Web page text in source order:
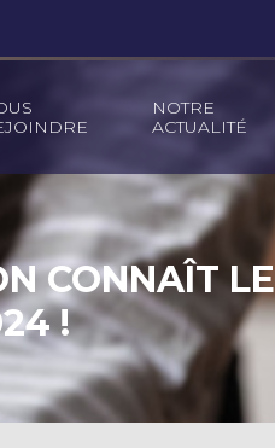
NOTRE
ACTUALITÉ
CONNAÎT LE
!